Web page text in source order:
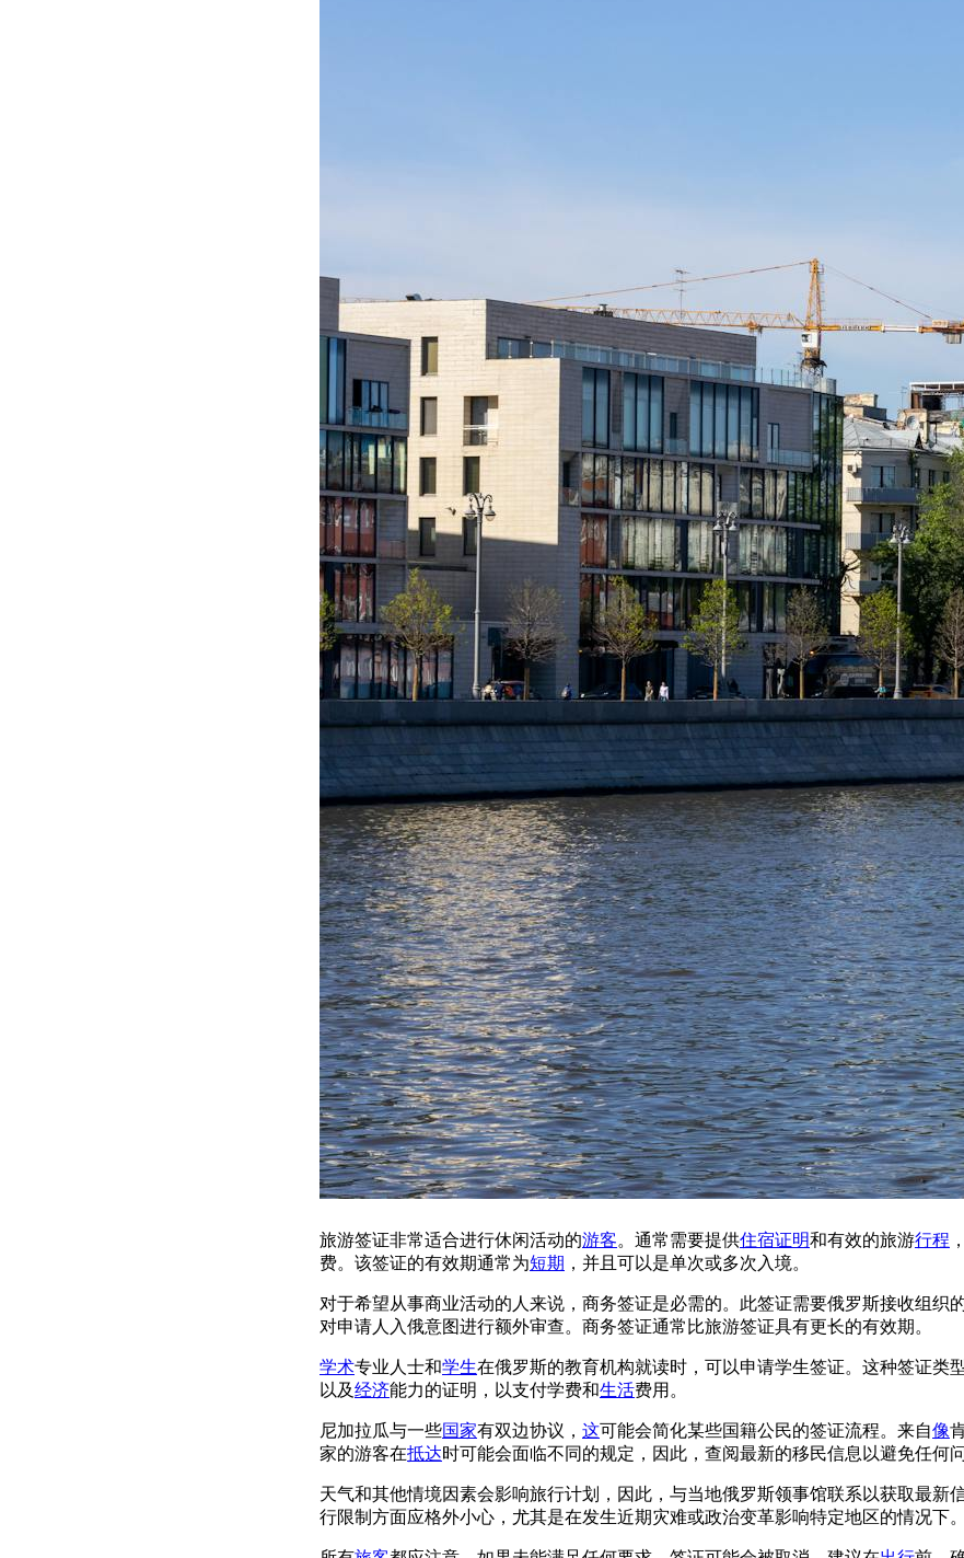
旅游签证非常适合进行休闲活动的游客。通常需要提供住宿证明和有效的旅游行程
费。该签证的有效期通常为短期 ，并且可以是单次或多次入境。
对于希望从事商业活动的人来说，商务签证是必需的。此签证需要俄罗斯接收组织
对申请人入俄意图进行额外审查。商务签证通常比旅游签证具有更长的有效期。
学术专业人士和学生在俄罗斯的教育机构就读时，可以申请学生签证。这种签证类
以及经济能力的证明，以支付学费和生活费用。
尼加拉瓜与一些国家有双边协议， 这可能会简化某些国籍公民的签证流程。来自像
家的游客在抵达时可能会面临不同的规定，因此，查阅最新的移民信息以避免任何
天气和其他情境因素会影响旅行计划，因此，与当地俄罗斯领事馆联系以获取最新
行限制方面应格外小心，尤其是在发生近期灾难或政治变革影响特定地区的情况下。